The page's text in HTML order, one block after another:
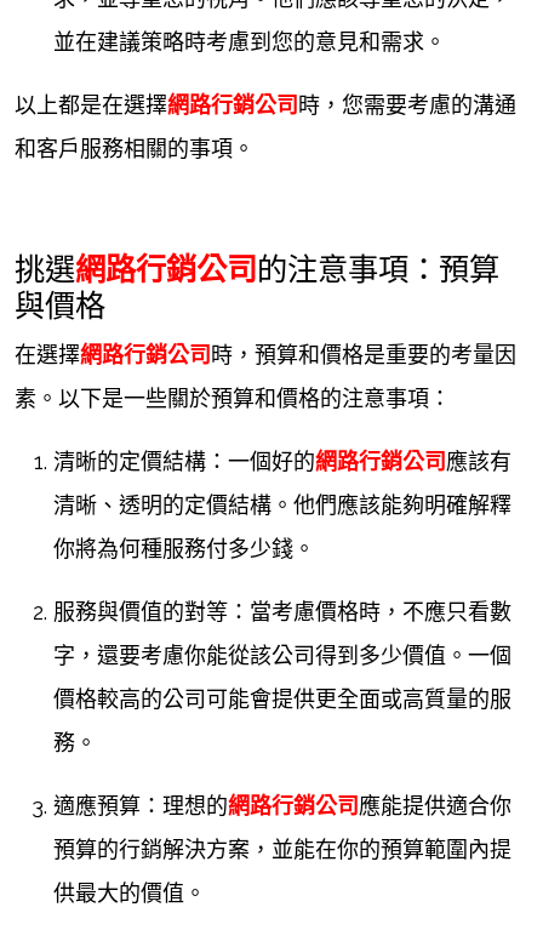
並在建議策略時考慮到您的意見和需求。
以上都是在選擇網路行銷公司時，您需要考慮的溝通
和客戶服務相關的事項。
挑選網路行銷公司的注意事項：預算
與價格
在選擇網路行銷公司時，預算和價格是重要的考量因
素。以下是一些關於預算和價格的注意事項：
清晰的定價結構：一個好的網路行銷公司應該有
清晰、透明的定價結構。他們應該能夠明確解釋
你將為何種服務付多少錢。
服務與價值的對等：當考慮價格時，不應只看數
字，還要考慮你能從該公司得到多少價值。一個
價格較高的公司可能會提供更全面或高質量的服
務。
適應預算：理想的網路行銷公司應能提供適合你
預算的行銷解決方案，並能在你的預算範圍內提
供最大的價值。